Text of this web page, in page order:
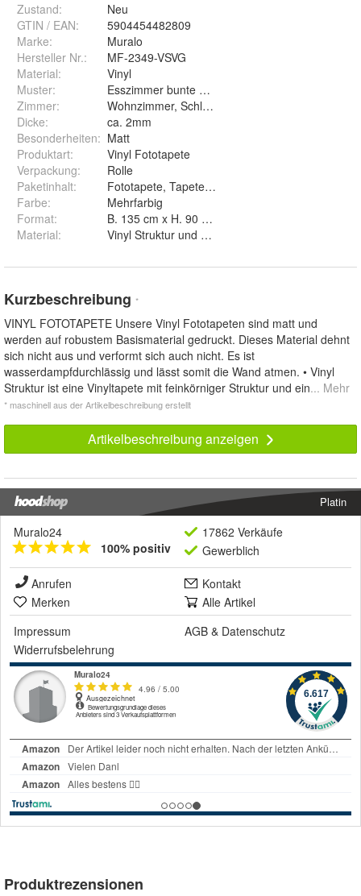
Zustand:
Neu
GTIN / EAN:
5904454482809
Marke:
Muralo
Hersteller Nr.:
MF-2349-VSVG
Material:
Vinyl
Muster:
Esszimmer bunte Wolken 3D
Zimmer:
Wohnzimmer, Schlafzimmer, Arbeitszimmer,
Dicke:
ca. 2mm
Besonderheiten: Matt
Produktart:
Vinyl Fototapete
Verpackung:
Rolle
Paketinhalt:
Fototapete, Tapetenkleister, Montageanleitung
Farbe:
Mehrfarbig
Format:
B. 135 cm x H. 90 cm, B. 180 cm x H. 120 cm,
Material: Vinyl Struktur und Vinyl Glatt
Kurzbeschreibung *
VINYL FOTOTAPETE Unsere Vinyl Fototapeten sind matt und
werden auf robustem Basismaterial gedruckt. Dieses Material dehnt
sich nicht aus und verformt sich auch nicht. Es ist
wasserdampfdurchlässig und lässt somit die Wand atmen. • Vinyl
Struktur ist eine Vinyltapete mit feinkörniger Struktur und ein... Mehr
* maschinell aus der Artikelbeschreibung erstellt
Artikelbeschreibung anzeigen
Platin
Muralo24
100% positiv
17862 Verkäufe
Gewerblich
Anrufen
Kontakt
Merken
Alle Artikel
Impressum
AGB & Datenschutz
Widerrufsbelehrung
Produktrezensionen